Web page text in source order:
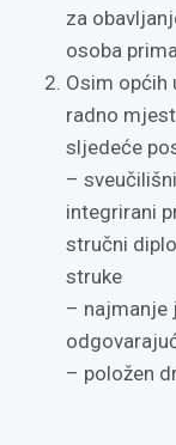
za
osoba
Osim općih
radno
sljedeće
–
integrirani
stručni
struke
– najmanje
– položen